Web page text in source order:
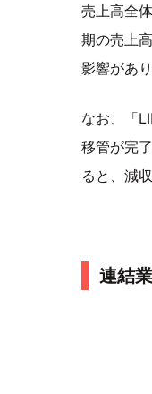
売上高全
期の売上
影響があり
なお、「
移管が完
ると、減
連結